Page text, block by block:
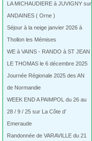
LA MICHAUDIERE à JUVIGNY sur
ANDAINES ( Orne )
Séjour à la neige janvier 2026 à
Thollon les Mémises
WE à VAINS - RANDO à ST JEAN
LE THOMAS le 6 décembre 2025
Journée Régionale 2025 des AN
de Normandie
WEEK END A PAIMPOL du 26 au
28 / 9 / 25 sur La Côte d’
Emeraude
Randonnée de VARAVILLE du 21